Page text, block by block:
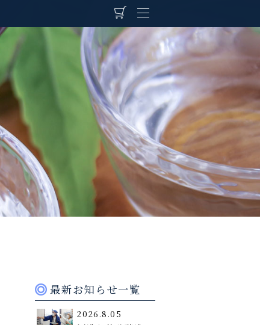
最新お知らせ一覧
2026.8.05